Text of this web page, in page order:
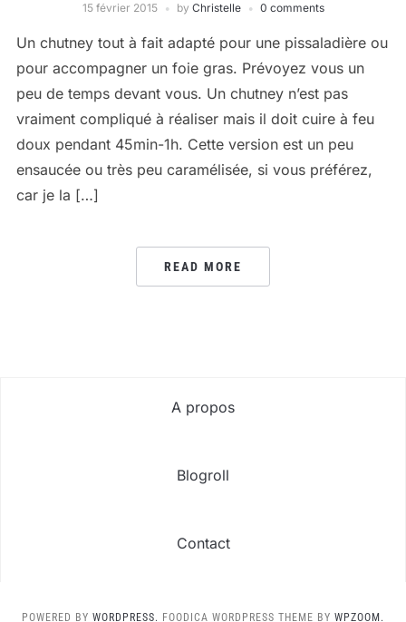
15 février 2015 by Christelle 0 comments
Un chutney tout à fait adapté pour une pissaladière ou
pour accompagner un foie gras. Prévoyez vous un
peu de temps devant vous. Un chutney n’est pas
vraiment compliqué à réaliser mais il doit cuire à feu
doux pendant 45min-1h. Cette version est un peu
ensaucée ou très peu caramélisée, si vous préférez,
car je la […]
READ MORE
A propos
Blogroll
Contact
POWERED BY WORDPRESS. FOODICA WORDPRESS THEME BY WPZOOM.